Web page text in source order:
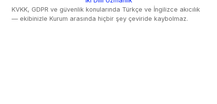
KVKK, GDPR ve güvenlik konularında Türkçe ve İngilizce akıcılık
— ekibinizle Kurum arasında hiçbir şey çeviride kaybolmaz.